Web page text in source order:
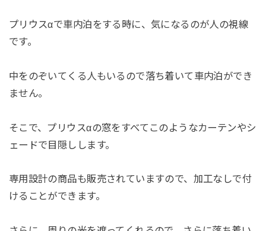
プリウスαで車内泊をする時に、気になるのが人の視線
です。
中をのぞいてくる人もいるので落ち着いて車内泊ができ
ません。
そこで、プリウスαの窓をすべてこのようなカーテンやシ
ェードで目隠しします。
専用設計の商品も販売されていますので、加工なしで付
けることができます。